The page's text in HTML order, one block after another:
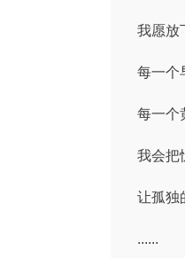
我愿放
每一个
每一个
我会把
让孤独
......